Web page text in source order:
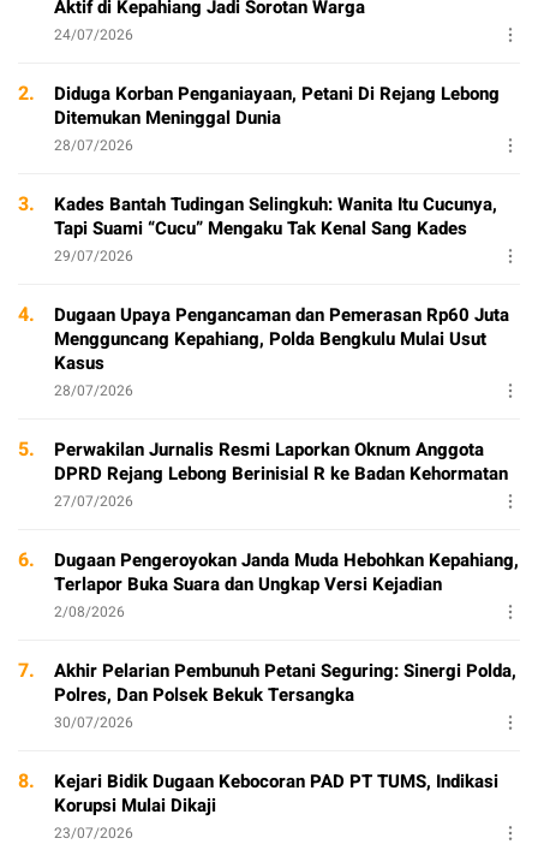
Aktif di Kepahiang Jadi Sorotan Warga
24/07/2026
2.
Diduga Korban Penganiayaan, Petani Di Rejang Lebong
Ditemukan Meninggal Dunia
28/07/2026
3.
Kades Bantah Tudingan Selingkuh: Wanita Itu Cucunya,
Tapi Suami “Cucu” Mengaku Tak Kenal Sang Kades
29/07/2026
4.
Dugaan Upaya Pengancaman dan Pemerasan Rp60 Juta
Mengguncang Kepahiang, Polda Bengkulu Mulai Usut
Kasus
28/07/2026
5.
Perwakilan Jurnalis Resmi Laporkan Oknum Anggota
DPRD Rejang Lebong Berinisial R ke Badan Kehormatan
27/07/2026
6.
Dugaan Pengeroyokan Janda Muda Hebohkan Kepahiang,
Terlapor Buka Suara dan Ungkap Versi Kejadian
2/08/2026
7.
Akhir Pelarian Pembunuh Petani Seguring: Sinergi Polda,
Polres, Dan Polsek Bekuk Tersangka
30/07/2026
8.
Kejari Bidik Dugaan Kebocoran PAD PT TUMS, Indikasi
Korupsi Mulai Dikaji
23/07/2026